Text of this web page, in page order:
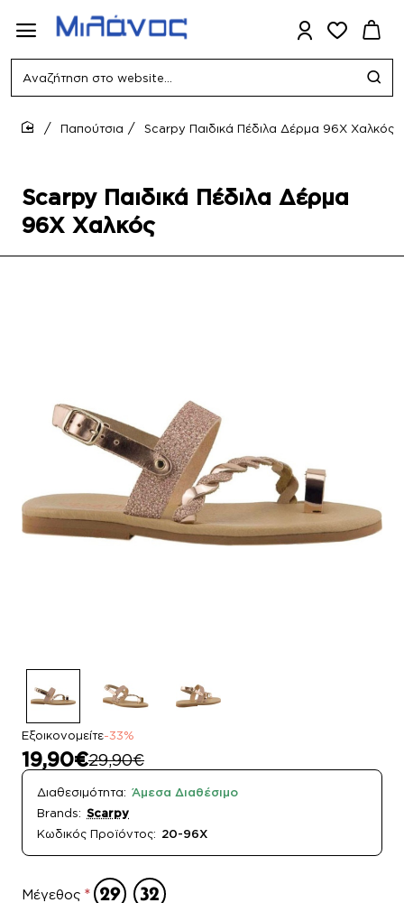
Αναζήτηση
website...
Scarpy Παιδικά Πέδιλα Δέρμα
96X Χαλκός
Παπούτσια Scarpy Παιδικά Πέδιλα Δέρμα 96X Χαλκός
Εξοικονομείτε-33%
19,90€29,90€
Διαθεσιμότητα: Άμεσα Διαθέσιμο
Brands: Scarpy
Κωδικός Προϊόντος: 20-96X
Μέγεθος